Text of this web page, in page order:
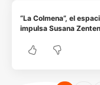
“La Colmena”, el
impulsa Susana